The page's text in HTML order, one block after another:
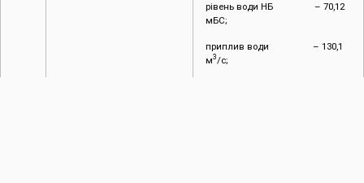
рівень води НБ – 70,12
мБС;
приплив води – 130,1
м3/с;